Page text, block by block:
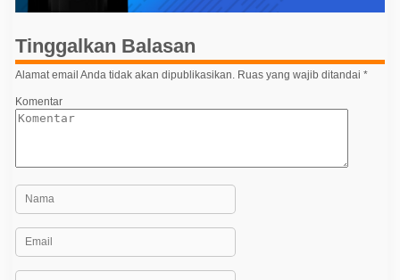
i
p
o
s
Tinggalkan Balasan
Alamat email Anda tidak akan dipublikasikan. Ruas yang wajib ditandai *
Komentar